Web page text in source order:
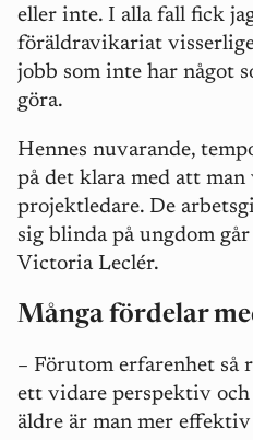
eller inte. I alla fall fick
föräldravikariat
jobb som inte har något
göra.
Hennes nuvarande,
på det klara med att
projektledare. De
sig blinda på ungdom
Victoria Leclér.
Många fördelar
– Förutom erfarenhet så
ett vidare perspektiv
äldre är man mer